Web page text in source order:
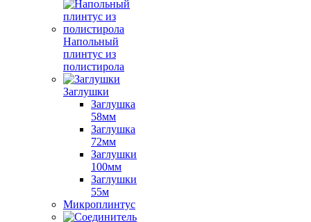
Напольный
плинтус из
полистирола
Заглушки
Заглушка
58мм
Заглушка
72мм
Заглушки
100мм
Заглушки
55м
Микроплинтус